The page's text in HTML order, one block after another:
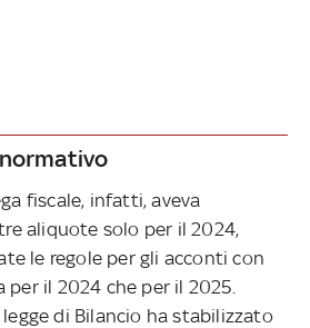
fiscale, infatti, aveva
aliquote solo per il 2024,
le regole per gli acconti con
il 2024 che per il 2025.
di Bilancio ha stabilizzato